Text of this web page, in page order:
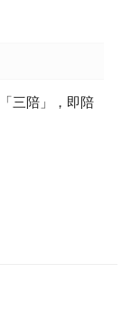
三陪」，即陪